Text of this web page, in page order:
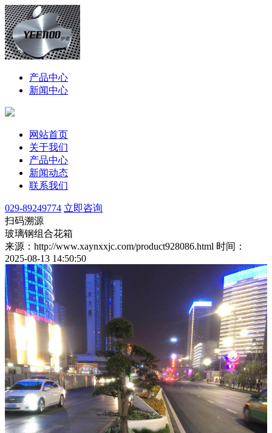
产品中心
新闻中心
网站首页
关于我们
产品中心
新闻动态
联系我们
029-89249774 立即咨询
扫码溯源
玻璃钢组合花箱
来源：http://www.xaynxxjc.com/product928086.html 时间：
2025-08-13 14:50:50